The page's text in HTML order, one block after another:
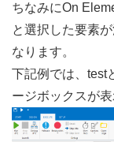
ちなみにOn
と選択した要素
なります。
下記例では、test
ージボックスが表